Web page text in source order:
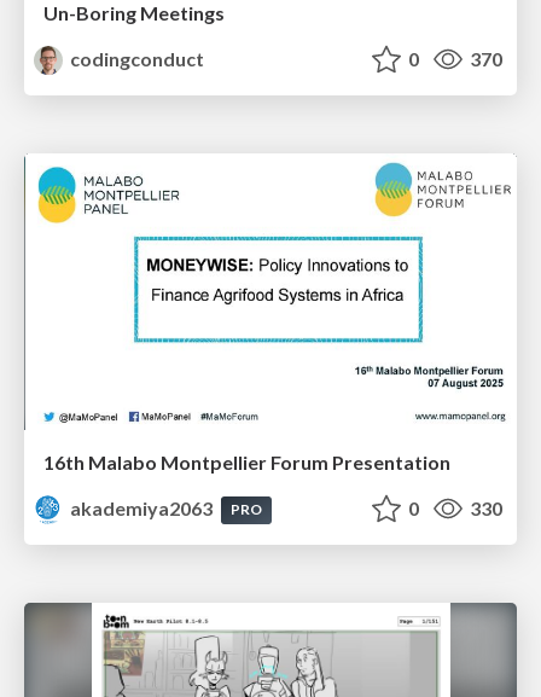
Un-Boring Meetings
codingconduct
0 370
16th Malabo Montpellier Forum Presentation
akademiya2063
PRO 0 330